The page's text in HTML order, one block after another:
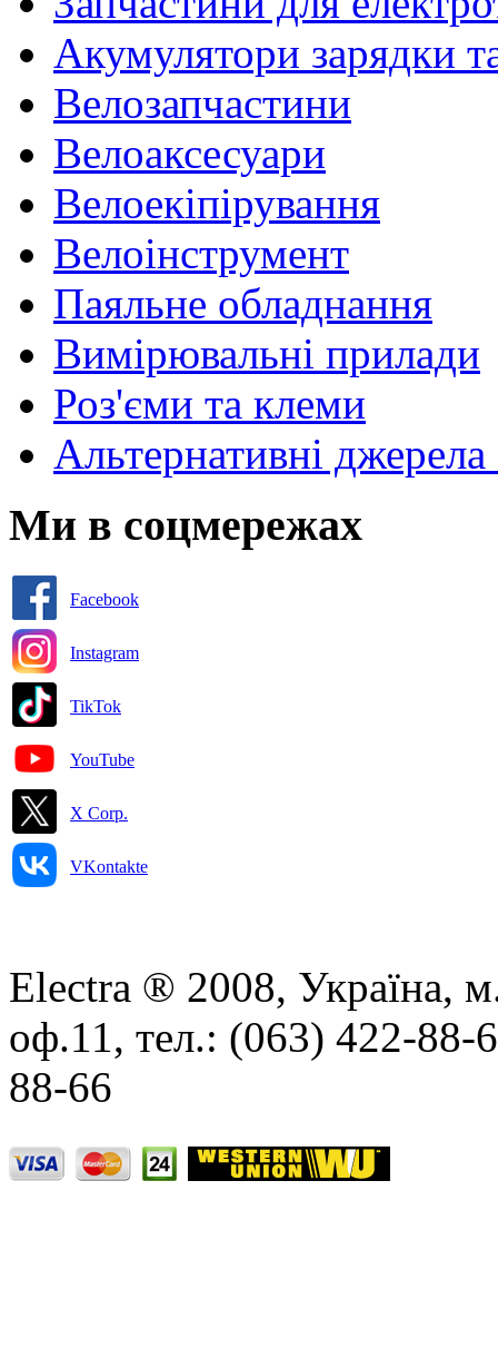
Акумулятори зарядки
Велозапчастини
Велоаксесуари
Велоекіпірування
Велоінструмент
Паяльне обладнання
Вимірювальні прилади
Роз'єми та клеми
Альтернативні джерела
Ми в соцмережах
Facebook
Instagram
TikTok
YouTube
X Corp.
VKontakte
Electra ® 2008, Україна,
оф.11, тел.: (063) 422-
88-66